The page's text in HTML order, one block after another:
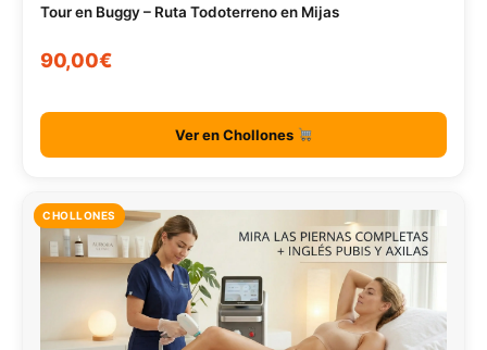
Tour en Buggy – Ruta Todoterreno en Mijas
90,00€
Ver en Chollones
CHOLLONES